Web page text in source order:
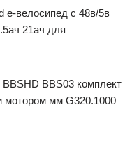
e-велосипед с 48в/5в
21ач для